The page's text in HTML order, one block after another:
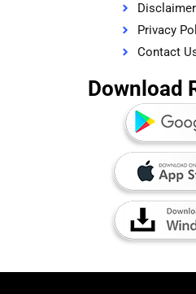
Disclaimer
Privacy
Contact
Download